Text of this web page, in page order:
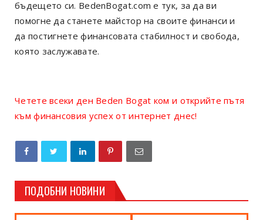
бъдещето си. BedenBogat.com е тук, за да ви
помогне да станете майстор на своите финанси и
да постигнете финансовата стабилност и свобода,
която заслужавате.
Четете всеки ден Beden Bogat ком и открийте пътя
към финансовия успех от интернет днес!
ПОДОБНИ НОВИНИ